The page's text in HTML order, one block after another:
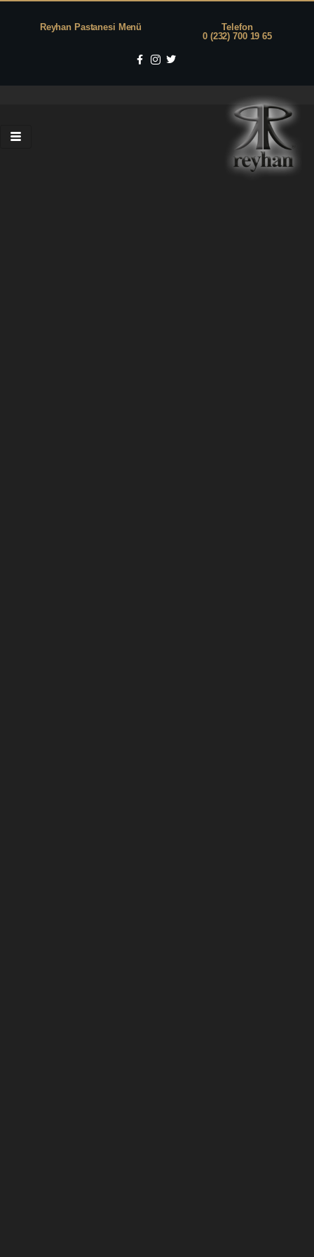
Reyhan Pastanesi Menü
Telefon
0 (232) 700 19 65